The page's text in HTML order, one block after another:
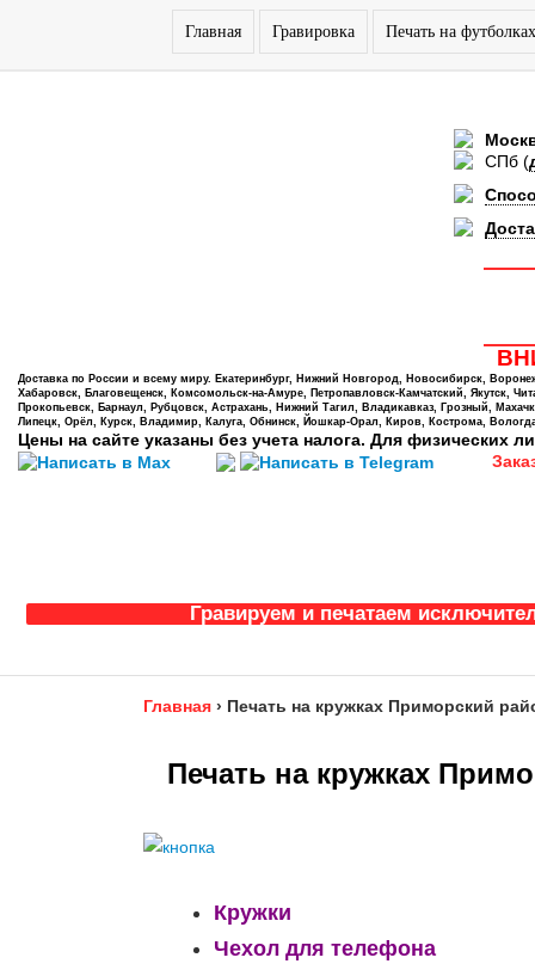
Главная Гравировка Печать на футболках
СПб (
Доставка по России и всему миру. Екатеринбург, Нижний Новгород, Новосибирск,
Хабаровск, Благовещенск, Комсомольск-на-Амуре, Петропавловск-Камчатский, Якутск,
Прокопьевск, Барнаул, Рубцовск, Астрахань, Нижний Тагил, Владикавказ, Грозный,
Липецк, Орёл, Курск, Владимир, Калуга, Обнинск, Йошкар-Орал, Киров, Кострома,
Цены на сайте указаны без учета налога. Для физических
Гравируем и печатаем
Главная › Печать на кружках Приморский
Печать на кружках
Кружки
Чехол для телефона